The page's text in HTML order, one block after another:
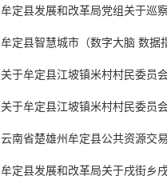
牟定县发展和改革局党组关于巡
牟定县智慧城市（数字大脑 数据
关于牟定县江坡镇米村村民委员
关于牟定县江坡镇米村村民委员
云南省楚雄州牟定县公共资源交
牟定县发展和改革局关于戌街乡